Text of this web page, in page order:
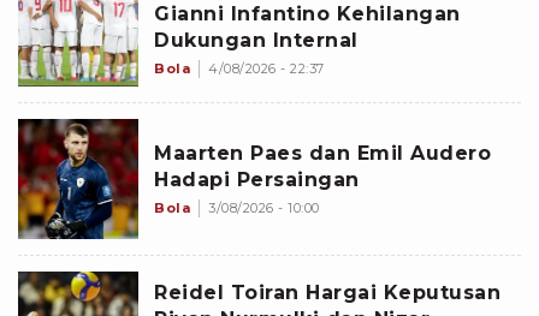
Gianni Infantino Kehilangan
Dukungan Internal
Bola 4/08/2026 - 22:37
Maarten Paes dan Emil Audero
Hadapi Persaingan
Bola 3/08/2026 - 10:00
Reidel Toiran Hargai Keputusan